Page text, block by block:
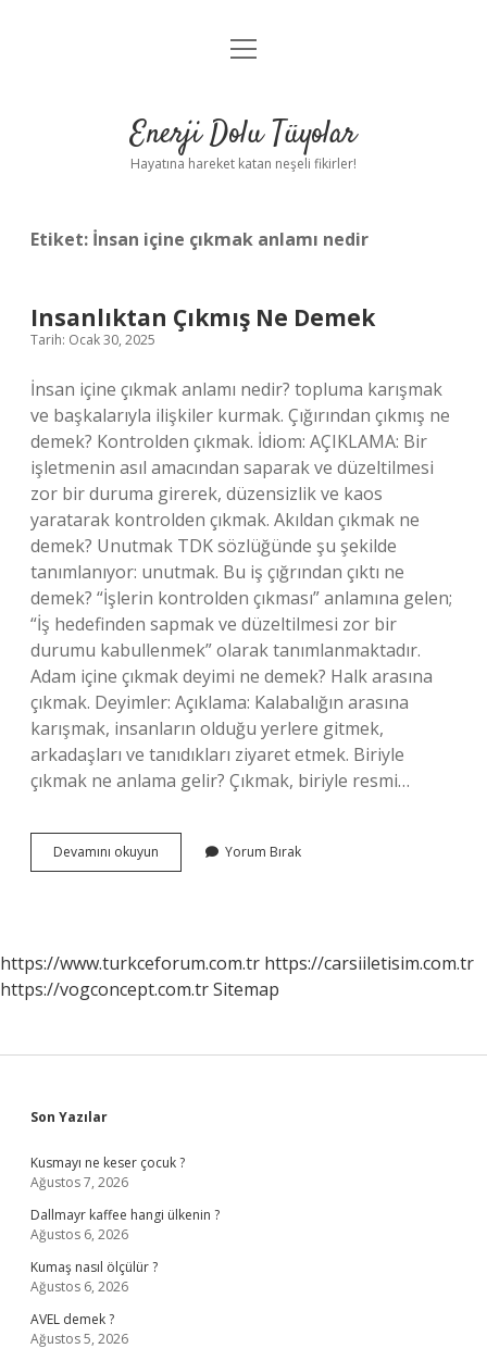
Anasayfa
Yasal Uyarı
menüyü
Enerji Dolu Tüyolar
Hayatına hareket katan neşeli fikirler!
Etiket: İnsan içine çıkmak anlamı nedir
Insanlıktan Çıkmış Ne Demek
Tarih: Ocak 30, 2025
İnsan içine çıkmak anlamı nedir? topluma karışmak
ve başkalarıyla ilişkiler kurmak. Çığırından çıkmış ne
demek? Kontrolden çıkmak. İdiom: AÇIKLAMA: Bir
işletmenin asıl amacından saparak ve düzeltilmesi
zor bir duruma girerek, düzensizlik ve kaos
yaratarak kontrolden çıkmak. Akıldan çıkmak ne
demek? Unutmak TDK sözlüğünde şu şekilde
tanımlanıyor: unutmak. Bu iş çığrından çıktı ne
demek? “İşlerin kontrolden çıkması” anlamına gelen;
“İş hedefinden sapmak ve düzeltilmesi zor bir
durumu kabullenmek” olarak tanımlanmaktadır.
Adam içine çıkmak deyimi ne demek? Halk arasına
çıkmak. Deyimler: Açıklama: Kalabalığın arasına
karışmak, insanların olduğu yerlere gitmek,
arkadaşları ve tanıdıkları ziyaret etmek. Biriyle
çıkmak ne anlama gelir? Çıkmak, biriyle resmi…
Devamını okuyun Insanlıktan
Çıkmış
Yorum Bırak
https://www.turkceforum.com.tr https://carsiiletisim.com.tr
https://vogconcept.com.trSitemap
Sidebar
Son Yazılar
Kusmayı ne keser çocuk ?
Ağustos 7, 2026
Dallmayr kaffee hangi ülkenin ?
Ağustos 6, 2026
Kumaş nasıl ölçülür ?
Ağustos 6, 2026
AVEL demek ?
Ağustos 5, 2026